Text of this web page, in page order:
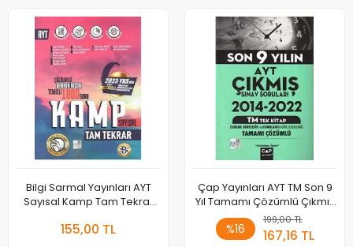
Bilgi Sarmal Yayınları AYT
Sayısal Kamp Tam Tekrar
155,00 TL
Çap Yayınları AYT TM Son 9
Yıl Tamamı Çözümlü Çıkmış
Sorular
%16
199,00 TL
167,16 TL